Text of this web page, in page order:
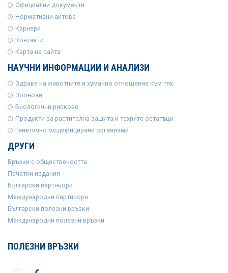
Официални документи
Нормативни актове
Кариери
Контакти
Карта на сайта
НАУЧНИ ИНФОРМАЦИИ И АНАЛИЗИ
Здраве на животните и хуманно отношение към тях
Зоонози
Биологични рискове
Продукти за растителна защита и техните остатъци
Генетично модифицирани организми
ДРУГИ
Връзки с обществеността
Печатни издания
Български партньори
Международни партньори
Български полезни връзки
Международни полезни връзки
ПОЛЕЗНИ ВРЪЗКИ